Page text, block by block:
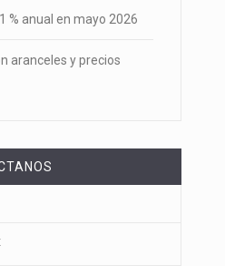
% anual en mayo 2026
aranceles y precios